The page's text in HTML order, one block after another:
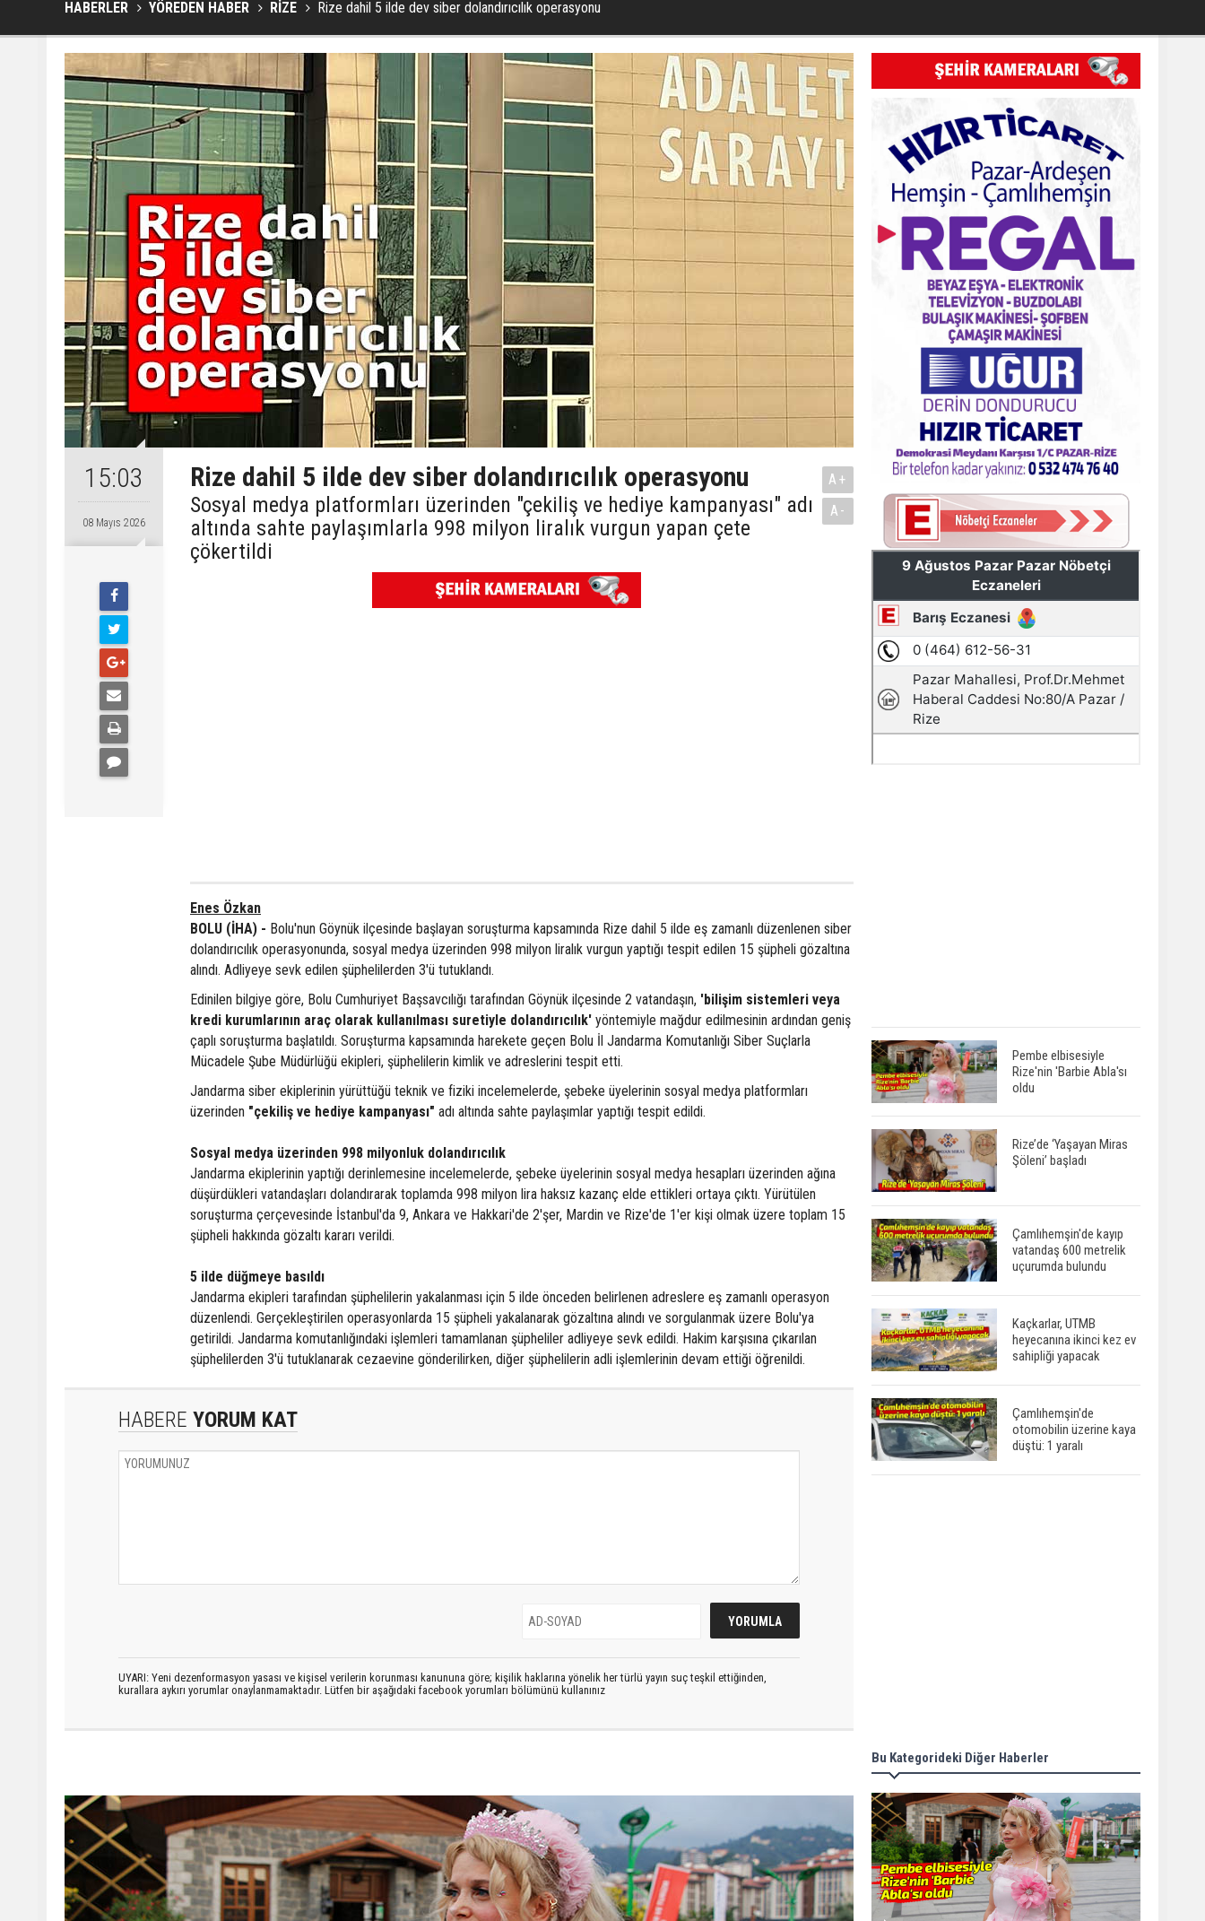
HABERLER YÖREDEN HABER RİZE Rize dahil 5 ilde dev siber dolandırıcılık operasyonu
15:03
08 Mayıs 2026
Rize dahil 5 ilde dev siber dolandırıcılık operasyonu
Sosyal medya platformları üzerinden "çekiliş ve hediye kampanyası" adı
altında sahte paylaşımlarla 998 milyon liralık vurgun yapan çete
çökertildi
A+
A-
Enes Özkan
BOLU (İHA) - Bolu'nun Göynük ilçesinde başlayan soruşturma kapsamında Rize dahil 5 ilde eş zamanlı düzenlenen siber
dolandırıcılık operasyonunda, sosyal medya üzerinden 998 milyon liralık vurgun yaptığı tespit edilen 15 şüpheli gözaltına
alındı. Adliyeye sevk edilen şüphelilerden 3'ü tutuklandı.
Edinilen bilgiye göre, Bolu Cumhuriyet Başsavcılığı tarafından Göynük ilçesinde 2 vatandaşın, 'bilişim sistemleri veya
kredi kurumlarının araç olarak kullanılması suretiyle dolandırıcılık' yöntemiyle mağdur edilmesinin ardından geniş
çaplı soruşturma başlatıldı. Soruşturma kapsamında harekete geçen Bolu İl Jandarma Komutanlığı Siber Suçlarla
Mücadele Şube Müdürlüğü ekipleri, şüphelilerin kimlik ve adreslerini tespit etti.
Jandarma siber ekiplerinin yürüttüğü teknik ve fiziki incelemelerde, şebeke üyelerinin sosyal medya platformları
üzerinden "çekiliş ve hediye kampanyası" adı altında sahte paylaşımlar yaptığı tespit edildi.
Sosyal medya üzerinden 998 milyonluk dolandırıcılık
Jandarma ekiplerinin yaptığı derinlemesine incelemelerde, şebeke üyelerinin sosyal medya hesapları üzerinden ağına
düşürdükleri vatandaşları dolandırarak toplamda 998 milyon lira haksız kazanç elde ettikleri ortaya çıktı. Yürütülen
soruşturma çerçevesinde İstanbul'da 9, Ankara ve Hakkari'de 2'şer, Mardin ve Rize'de 1'er kişi olmak üzere toplam 15
şüpheli hakkında gözaltı kararı verildi.
5 ilde düğmeye basıldı
Jandarma ekipleri tarafından şüphelilerin yakalanması için 5 ilde önceden belirlenen adreslere eş zamanlı operasyon
düzenlendi. Gerçekleştirilen operasyonlarda 15 şüpheli yakalanarak gözaltına alındı ve sorgulanmak üzere Bolu'ya
getirildi. Jandarma komutanlığındaki işlemleri tamamlanan şüpheliler adliyeye sevk edildi. Hakim karşısına çıkarılan
şüphelilerden 3'ü tutuklanarak cezaevine gönderilirken, diğer şüphelilerin adli işlemlerinin devam ettiği öğrenildi.
HABERE YORUM KAT
UYARI: Yeni dezenformasyon yasası ve kişisel verilerin korunması kanununa göre; kişilik haklarına yönelik her türlü yayın suç teşkil ettiğinden,
kurallara aykırı yorumlar onaylanmamaktadır. Lütfen bir aşağıdaki facebook yorumları bölümünü kullanınız
Pembe elbisesiyle
Rize'nin 'Barbie Abla'sı
oldu
Rize’de ‘Yaşayan Miras
Şöleni’ başladı
Çamlıhemşin'de kayıp
vatandaş 600 metrelik
uçurumda bulundu
Kaçkarlar, UTMB
heyecanına ikinci kez ev
sahipliği yapacak
Çamlıhemşin'de
otomobilin üzerine kaya
düştü: 1 yaralı
Bu Kategorideki Diğer Haberler